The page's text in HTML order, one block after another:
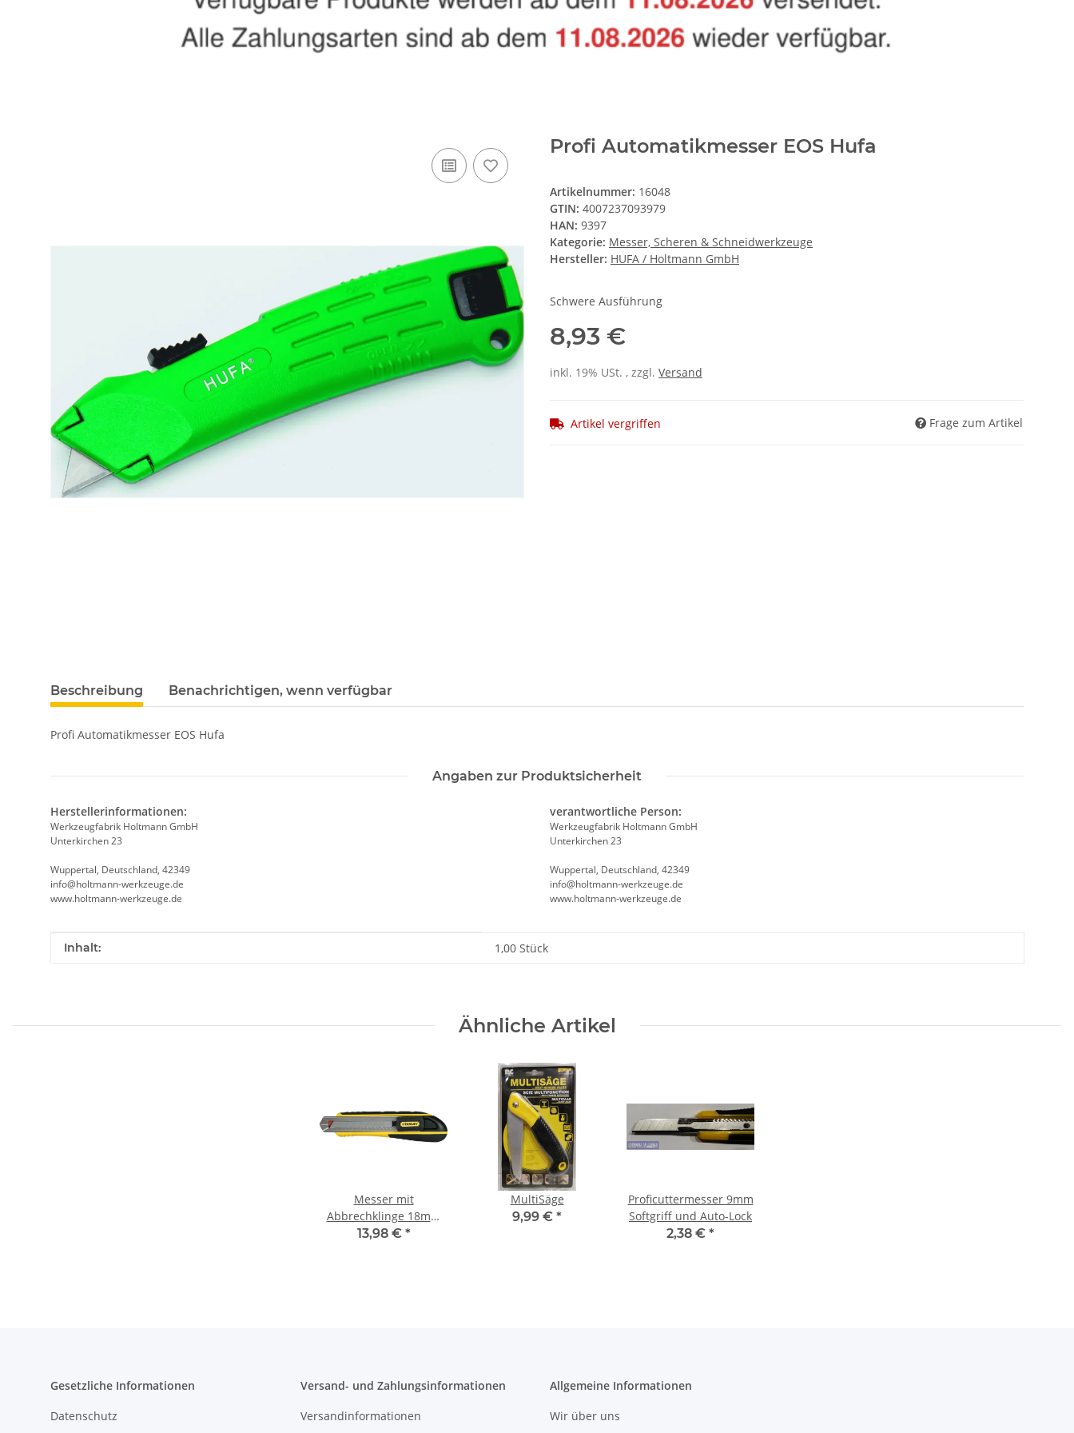
Profi Automatikmesser EOS Hufa
Artikelnummer: 16048
GTIN: 4007237093979
HAN: 9397
Kategorie: Messer, Scheren & Schneidwerkzeuge
Hersteller: HUFA / Holtmann GmbH
Schwere Ausführung
8,93 €
inkl. 19% USt. , zzgl. Versand
Artikel vergriffen Frage zum Artikel
Beschreibung Benachrichtigen, wenn verfügbar
Profi Automatikmesser EOS Hufa
Angaben zur Produktsicherheit
Herstellerinformationen:
Werkzeugfabrik Holtmann GmbH
Unterkirchen 23
Wuppertal, Deutschland, 42349
info@holtmann-werkzeuge.de
www.holtmann-werkzeuge.de
verantwortliche Person:
Werkzeugfabrik Holtmann GmbH
Unterkirchen 23
Wuppertal, Deutschland, 42349
info@holtmann-werkzeuge.de
www.holtmann-werkzeuge.de
Produkteigenschaft
Wert
Inhalt: 1,00 Stück
Ähnliche Artikel
Messer mit
Abbrechklinge 18mm
FatMax mit Magazin f.613,98 € *
MultiSäge
9,99 € *
Proficuttermesser 9mm
Softgriff und Auto-Lock
2,38 € *
Gesetzliche Informationen
Datenschutz
Versand- und Zahlungsinformationen
Versandinformationen
Allgemeine Informationen
Wir über uns